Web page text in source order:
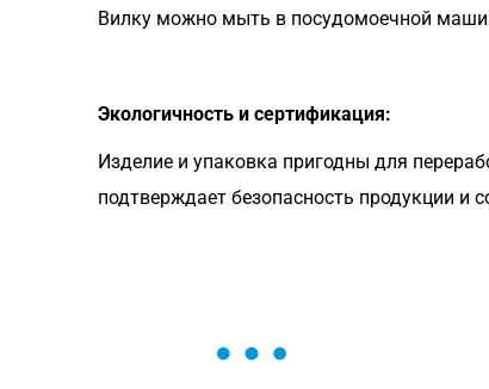
Вилку можно мыть в посудомоечной
Экологичность и сертификация:
Изделие и упаковка пригодны для
подтверждает безопасность продукции и